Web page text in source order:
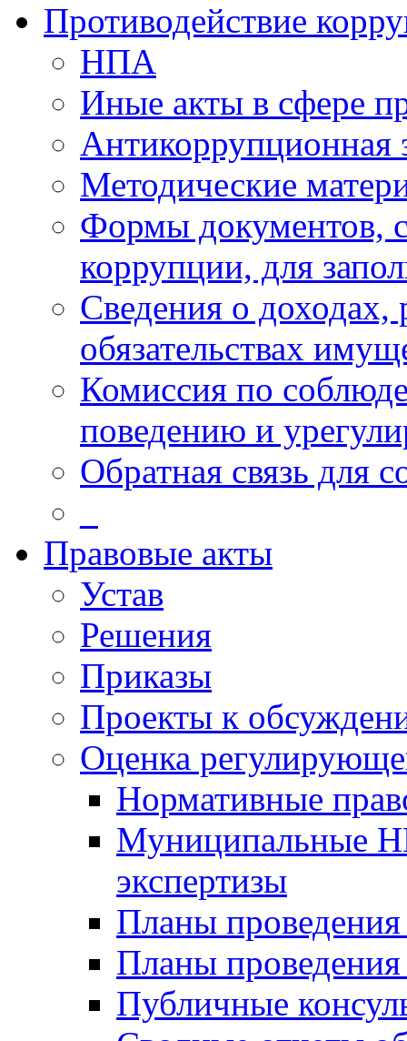
Противодействие
НПА
Иные акты в сфере
Антикоррупционная
Методические
Формы документов,
коррупции, для
Сведения о доходах,
обязательствах
Комиссия по
поведению и
Обратная связь для
Правовые акты
Устав
Решения
Приказы
Проекты к
Оценка
Нормативные
Муниципальные
экспертизы
Планы проведения
Планы
Публичные